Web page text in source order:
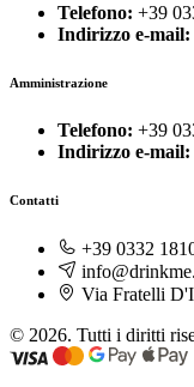
Telefono: +39
Indirizzo e-mail:
Amministrazione
Telefono: +39
Indirizzo e-mail:
Contatti
+39 0332
Via Fratelli
© 2026. Tutti i diritti